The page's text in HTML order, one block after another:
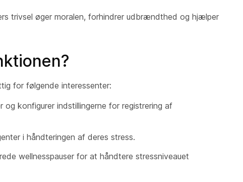
trivsel øger moralen, forhindrer udbrændthed og hjælper
for følgende interessenter:
og konfigurer indstillingerne for registrering af
i håndteringen af deres stress.
wellnesspauser for at håndtere stressniveauet